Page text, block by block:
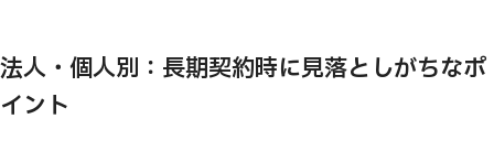
法人・個人別：長期契約時に見落としがちなポ
イント